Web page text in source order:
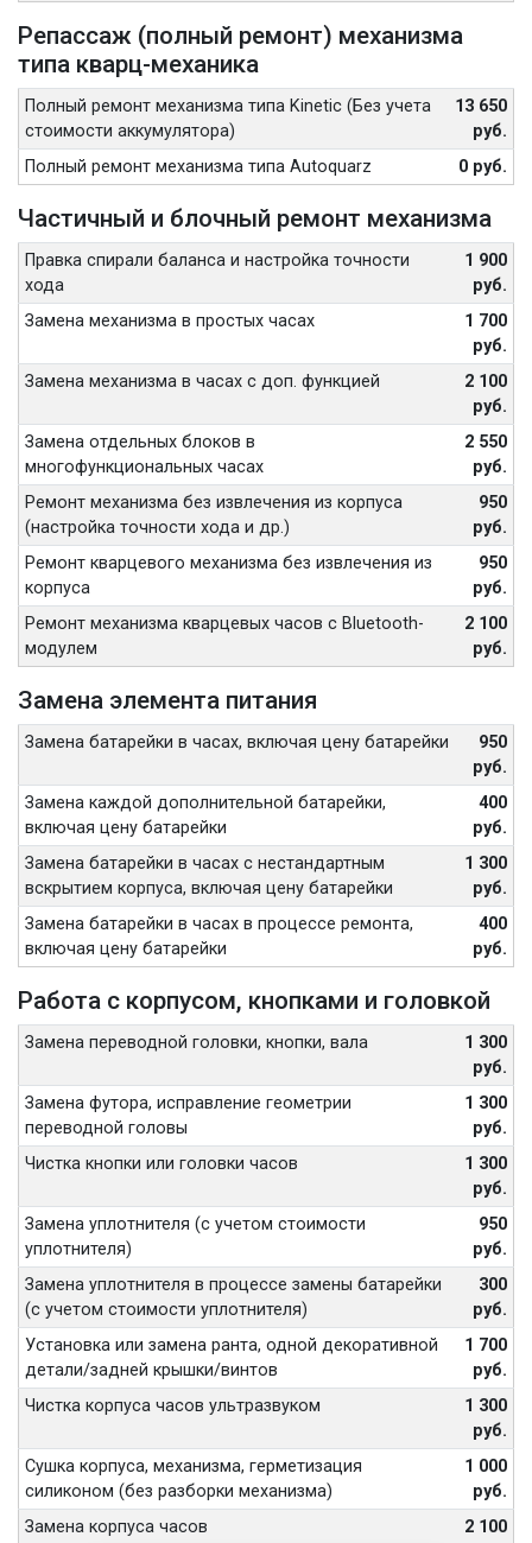
Репассаж (полный ремонт) механизма
типа кварц-механика
Полный ремонт механизма типа Kinetic (Без учета
стоимости аккумулятора)
13 650
руб.
Полный ремонт механизма типа Autoquarz
0 руб.
Частичный и блочный ремонт механизма
Правка спирали баланса и настройка точности
хода
1 900
руб.
Замена механизма в простых часах
1 700
руб.
Замена механизма в часах с доп. функцией
2 100
руб.
Замена отдельных блоков в
многофункциональных часах
2 550
руб.
Ремонт механизма без извлечения из корпуса
(настройка точности хода и др.)
950
руб.
Ремонт кварцевого механизма без извлечения из
корпуса
950
руб.
Ремонт механизма кварцевых часов с Bluetooth-
модулем
2 100
руб.
Замена элемента питания
Замена батарейки в часах, включая цену батарейки
950
руб.
Замена каждой дополнительной батарейки,
включая цену батарейки
400
руб.
Замена батарейки в часах с нестандартным
вскрытием корпуса, включая цену батарейки
1 300
руб.
Замена батарейки в часах в процессе ремонта,
включая цену батарейки
400
руб.
Работа с корпусом, кнопками и головкой
Замена переводной головки, кнопки, вала
1 300
руб.
Замена футора, исправление геометрии
переводной головы
1 300
руб.
Чистка кнопки или головки часов
1 300
руб.
Замена уплотнителя (с учетом стоимости
уплотнителя)
950
руб.
Замена уплотнителя в процессе замены батарейки
(с учетом стоимости уплотнителя)
300
руб.
Установка или замена ранта, одной декоративной
детали/задней крышки/винтов
1 700
руб.
Чистка корпуса часов ультразвуком
1 300
руб.
Сушка корпуса, механизма, герметизация
силиконом (без разборки механизма)
1 000
руб.
Замена корпуса часов
2 100